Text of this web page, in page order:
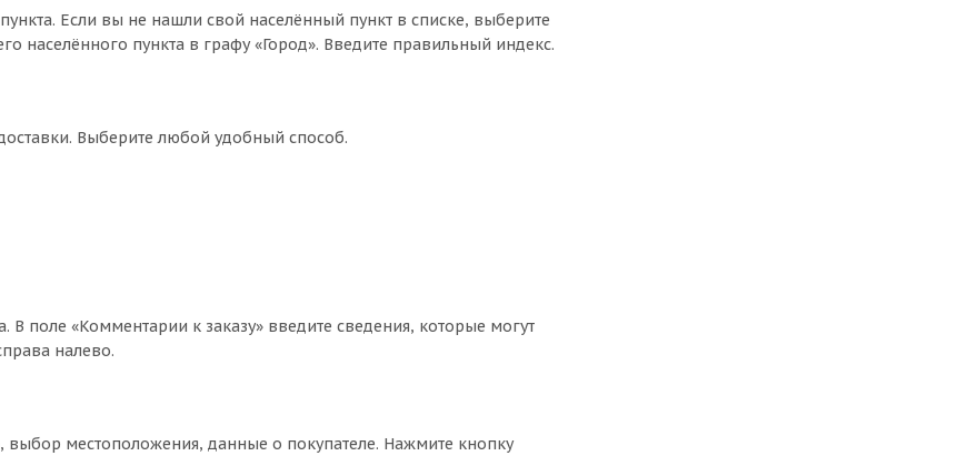
Если вы не нашли свой населённый пункт в списке, выберите
населённого пункта в графу «Город». Введите правильный индекс.
Выберите любой удобный способ.
поле «Комментарии к заказу» введите сведения, которые могут
налево.
местоположения, данные о покупателе. Нажмите кнопку